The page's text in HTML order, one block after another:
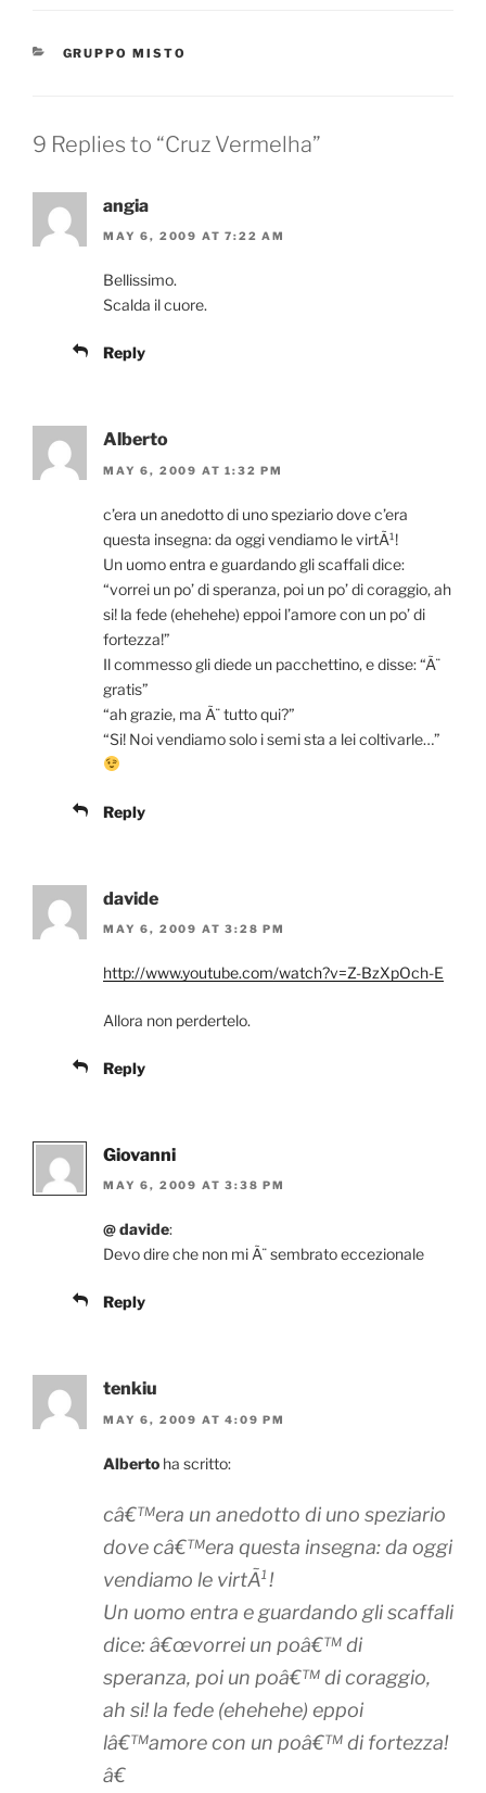
CATEGORIES
GRUPPO MISTO
9 Replies to “Cruz Vermelha”
angia
MAY 6, 2009 AT 7:22 AM
Bellissimo.
Scalda il cuore.
Reply
Alberto
MAY 6, 2009 AT 1:32 PM
c’era un anedotto di uno speziario dove c’era
questa insegna: da oggi vendiamo le virtÃ¹!
Un uomo entra e guardando gli scaffali dice:
“vorrei un po’ di speranza, poi un po’ di coraggio, ah
si! la fede (ehehehe) eppoi l’amore con un po’ di
fortezza!”
Il commesso gli diede un pacchettino, e disse: “Ã¨
gratis”
“ah grazie, ma Ã¨ tutto qui?”
“Si! Noi vendiamo solo i semi sta a lei coltivarle…”
Reply
davide
MAY 6, 2009 AT 3:28 PM
http://www.youtube.com/watch?v=Z-BzXpOch-E
Allora non perdertelo.
Reply
Giovanni
MAY 6, 2009 AT 3:38 PM
@ davide:
Devo dire che non mi Ã¨ sembrato eccezionale
Reply
tenkiu
MAY 6, 2009 AT 4:09 PM
Alberto ha scritto:
câ€™era un anedotto di uno speziario
dove câ€™era questa insegna: da oggi
vendiamo le virtÃ¹!
Un uomo entra e guardando gli scaffali
dice: â€œvorrei un poâ€™ di
speranza, poi un poâ€™ di coraggio,
ah si! la fede (ehehehe) eppoi
lâ€™amore con un poâ€™ di fortezza!
â€